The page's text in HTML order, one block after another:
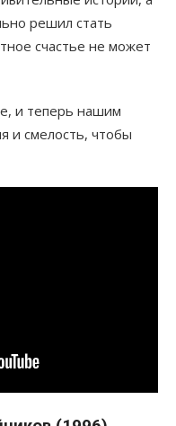
решил стать
счастье не может
и теперь нашим
и смелость, чтобы